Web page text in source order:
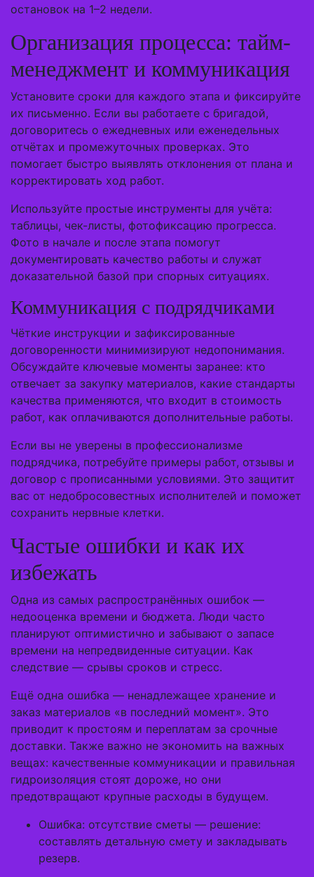
остановок на 1–2 недели.
Организация процесса: тайм-
менеджмент и коммуникация
Установите сроки для каждого этапа и фиксируйте
их письменно. Если вы работаете с бригадой,
договоритесь о ежедневных или еженедельных
отчётах и промежуточных проверках. Это
помогает быстро выявлять отклонения от плана и
корректировать ход работ.
Используйте простые инструменты для учёта:
таблицы, чек-листы, фотофиксацию прогресса.
Фото в начале и после этапа помогут
документировать качество работы и служат
доказательной базой при спорных ситуациях.
Коммуникация с подрядчиками
Чёткие инструкции и зафиксированные
договоренности минимизируют недопонимания.
Обсуждайте ключевые моменты заранее: кто
отвечает за закупку материалов, какие стандарты
качества применяются, что входит в стоимость
работ, как оплачиваются дополнительные работы.
Если вы не уверены в профессионализме
подрядчика, потребуйте примеры работ, отзывы и
договор с прописанными условиями. Это защитит
вас от недобросовестных исполнителей и поможет
сохранить нервные клетки.
Частые ошибки и как их
избежать
Одна из самых распространённых ошибок —
недооценка времени и бюджета. Люди часто
планируют оптимистично и забывают о запасе
времени на непредвиденные ситуации. Как
следствие — срывы сроков и стресс.
Ещё одна ошибка — ненадлежащее хранение и
заказ материалов «в последний момент». Это
приводит к простоям и переплатам за срочные
доставки. Также важно не экономить на важных
вещах: качественные коммуникации и правильная
гидроизоляция стоят дороже, но они
предотвращают крупные расходы в будущем.
Ошибка: отсутствие сметы — решение:
составлять детальную смету и закладывать
резерв.